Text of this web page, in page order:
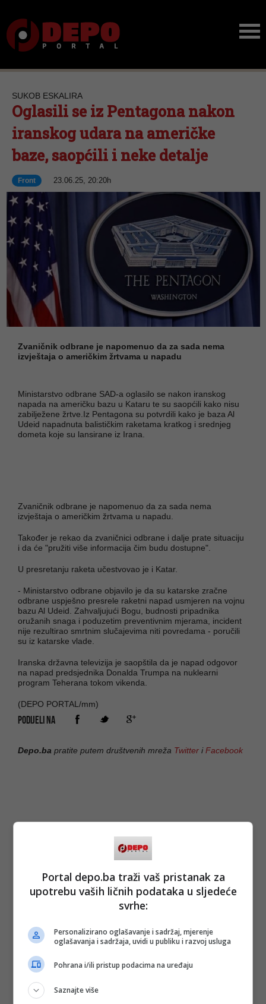
SUKOB ESKALIRA
Oglasili se iz Pentagona nakon
iranskog udara na američke
baze, saopćili i neke detalje
Front 23.06.25, 20:20h
Zvaničnik odbrane je napomenuo da za sada nema
izvještaja o američkim žrtvama u napadu
Ministarstvo odbrane SAD-a oglasilo se nakon iranskog
napada na američku bazu u Kataru te su saopćili kako nisu
zabilježene žrtve.Iz Pentagona su potvrdili kako je baza Al
Udeid napadnuta balističkim raketama kratkog i srednjeg
dometa koje su lansirane iz Irana.
Zvaničnik odbrane je napomenuo da za sada nema
izvještaja o američkim žrtvama u napadu.
Također je rekao da zvaničnici odbrane i dalje prate situaciju
i da će "pružiti više informacija čim budu dostupne".
U presretanju raketa učestvovao je i Katar.
- Ministarstvo odbrane objavilo je da su katarske zračne
odbrane uspješno presrele raketni napad usmjeren na vojnu
bazu Al Udeid. Zahvaljujući Bogu, budnosti pripadnika
oružanih snaga i poduzetim preventivnim mjerama, incident
nije rezultirao smrtnim slučajevima niti povredama - poručili
su iz katarske vlade.
Iranska državna televizija je saopštila da je napad odgovor
na napad predsjednika Donalda Trumpa na nuklearni
program Teherana tokom vikenda.
(DEPO PORTAL/mm)
PODIJELI NA
Depo.ba pratite putem društvenih mreža Twitter iFacebook
Portal depo.ba traži vaš pristanak za
upotrebu vaših ličnih podataka u sljedeće
svrhe:
Personalizirano oglašavanje i sadržaj, mjerenje
oglašavanja i sadržaja, uvidi u publiku i razvoj usluga
Pohrana i/ili pristup podacima na uređaju
Saznajte više